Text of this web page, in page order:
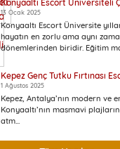
Konyaaltı Escort Üniversiteli
13 Ocak 2025
Konyaaltı Escort Üniversite
hayatın en zorlu ama aynı
dönemlerinden biridir. Eğitim
Kepez Genç Tutku Fırtınası
1 Ağustos 2025
Kepez, Antalya’nın modern ve
Konyaaltı’nın masmavi
atm...